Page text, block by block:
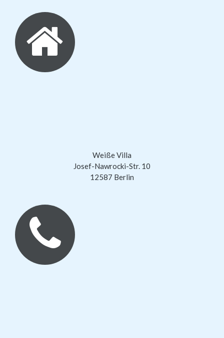
Weiße Villa
Josef-Nawrocki-Str. 10
12587 Berlin